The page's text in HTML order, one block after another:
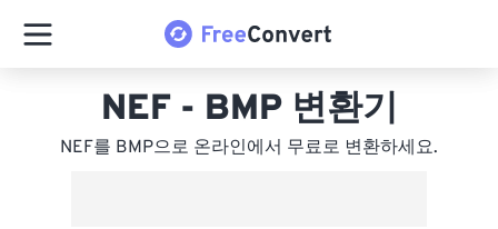
NEF - BMP 변환기
NEF를 BMP으로 온라인에서 무료로 변환하세요.